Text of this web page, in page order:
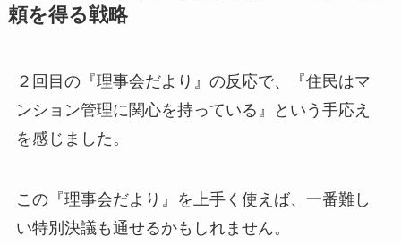
頼を得る戦略
２回目の『理事会だより』の反応で、『住民はマ
ンション管理に関心を持っている』という手応え
を感じました。
この『理事会だより』を上手く使えば、一番難し
い特別決議も通せるかもしれません。